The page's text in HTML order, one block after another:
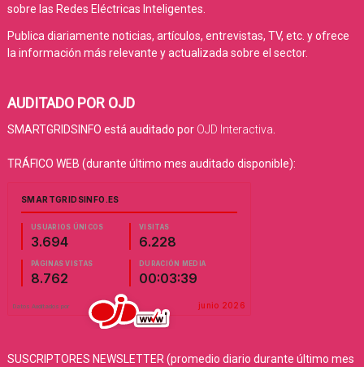
sobre las Redes Eléctricas Inteligentes.
Publica diariamente noticias, artículos, entrevistas, TV, etc. y ofrece
la información más relevante y actualizada sobre el sector.
AUDITADO POR OJD
SMARTGRIDSINFO está auditado por OJD Interactiva
TRÁFICO WEB (durante último mes auditado disponible):
SUSCRIPTORES NEWSLETTER (promedio diario durante último mes